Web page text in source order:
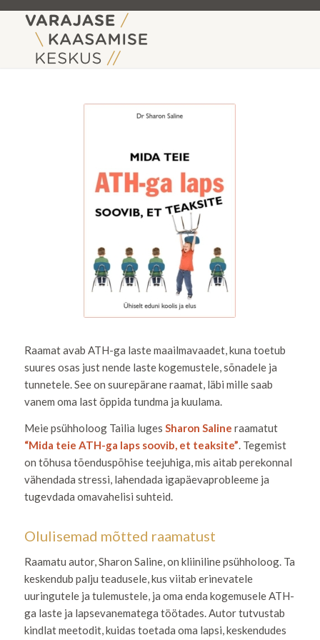
Raamat avab ATH-ga laste maailmavaadet, kuna toetub
suures osas just nende laste kogemustele, sõnadele ja
tunnetele. See on suurepärane raamat, läbi mille saab
vanem oma last õppida tundma ja kuulama.
Meie psühholoog Tailia luges Sharon Saline raamatut
“Mida teie ATH-ga laps soovib, et teaksite” . Tegemist
on tõhusa tõenduspõhise teejuhiga, mis aitab perekonnal
vähendada stressi, lahendada igapäevaprobleeme ja
tugevdada omavahelisi suhteid.
Olulisemad mõtted raamatust
Raamatu autor, Sharon Saline, on kliiniline psühholoog. Ta
keskendub palju teadusele, kus viitab erinevatele
uuringutele ja tulemustele, ja oma enda kogemusele ATH-
ga laste ja lapsevanematega töötades. Autor tutvustab
kindlat meetodit, kuidas toetada oma lapsi, keskendudes